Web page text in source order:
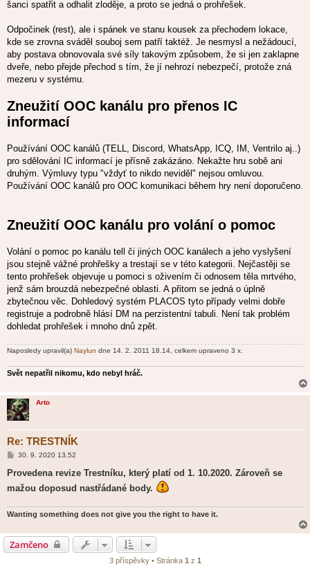
šanci spatřit a odhalit zloděje, a proto se jedná o prohřešek.
Odpočinek (rest), ale i spánek ve stanu kousek za přechodem lokace,
kde se zrovna sváděl souboj sem patří taktéž. Je nesmysl a nežádoucí,
aby postava obnovovala své síly takovým způsobem, že si jen zaklapne
dveře, nebo přejde přechod s tím, že jí nehrozí nebezpečí, protože zná
mezeru v systému.
Zneužití OOC kanálu pro přenos IC
informací
Používání OOC kanálů (TELL, Discord, WhatsApp, ICQ, IM, Ventrilo aj..)
pro sdělování IC informací je přísně zakázáno. Nekažte hru sobě ani
druhým. Výmluvy typu "vždyť to nikdo neviděl" nejsou omluvou.
Používání OOC kanálů pro OOC komunikaci během hry není doporučeno.
Zneužití OOC kanálu pro volání o pomoc
Volání o pomoc po kanálu tell či jiných OOC kanálech a jeho vyslyšení
jsou stejně vážné prohřešky a trestají se v této kategorii. Nejčastěji se
tento prohřešek objevuje u pomoci s oživením či odnosem těla mrtvého,
jenž sám brouzdá nebezpečné oblasti. A přitom se jedná o úplně
zbytečnou věc. Dohledový systém PLACOS tyto případy velmi dobře
registruje a podrobně hlásí DM na perzistentní tabuli. Není tak problém
dohledat prohřešek i mnoho dnů zpět.
Naposledy upravil(a) Naylun dne 14. 2. 2011 18.14, celkem upraveno 3 x.
Svět nepatřil nikomu, kdo nebyl hráč.
Arto
Re: TRESTNÍK
P
í
p
e
30. 9. 2020 13.52
Provedena revize Trestníku, který platí od 1. 10.2020. Zároveň se
mažou doposud nastřádané body.
Wanting something does not give you the right to have it.
Zamčeno
3 příspěvky • Stránka 1 z 1